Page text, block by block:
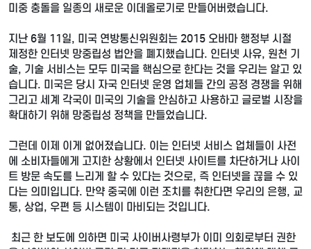
미중 충돌을 일종의 새로운 이데올로기로 만들어버렸습니다.
지난 6월 11일, 미국 연방통신위원회는 2015 오바마 행정부 시절
제정한 인터넷 망중립성 법안을 폐지했습니다. 인터넷 사유, 원천 기
술, 기술 서비스는 모두 미국을 핵심으로 한다는 것을 우리는 알고 있
습니다. 미국은 당시 자국 인터넷 운영 업체들 간의 공정 경쟁을 위해
그리고 세계 각국이 미국의 기술을 안심하고 사용하고 글로벌 시장을
확대하기 위해 망중립성 정책을 만들었습니다.
그런데 이제 이게 없어졌습니다. 이는 인터넷 서비스 업체들이 사전
에 소비자들에게 고지한 상황에서 인터넷 사이트를 차단하거나 사이
트 방문 속도를 느리게 할 수 있다는 것으로, 즉 인터넷을 끊을 수 있
다는 의미입니다. 만약 중국에 이런 조치를 취한다면 우리의 은행, 교
통, 상업, 우편 등 시스템이 마비되는 것입니다.
최근 한 보도에 의하면 미국 사이버사령부가 이미 의회로부터 권한